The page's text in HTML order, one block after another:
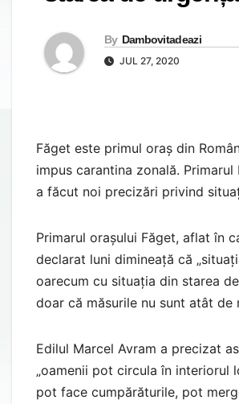
By Dambovitadeazi
JUL 27, 2020
Făget este primul oraș din
impus carantina zonală. Primarul
a făcut noi precizări privind
Primarul orașului Făget, aflat în
declarat luni dimineață că
oarecum cu situația din starea
doar că măsurile nu sunt atât de
Edilul Marcel Avram a precizat
„oamenii pot circula în interiorul
pot face cumpărăturile, pot